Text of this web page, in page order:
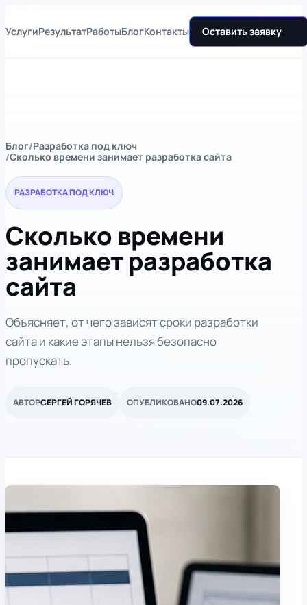
УслугиРезультатРаботыБлогКонтакты Оставить заявку
Блог Разработка под ключ
Сколько времени занимает разработка сайта
РАЗРАБОТКА ПОД КЛЮЧ
Сколько времени
занимает разработка
сайта
Объясняет, от чего зависят сроки разработки
сайта и какие этапы нельзя безопасно
пропускать.
АВТОРСЕРГЕЙ ГОРЯЧЕВ ОПУБЛИКОВАНО09.07.2026